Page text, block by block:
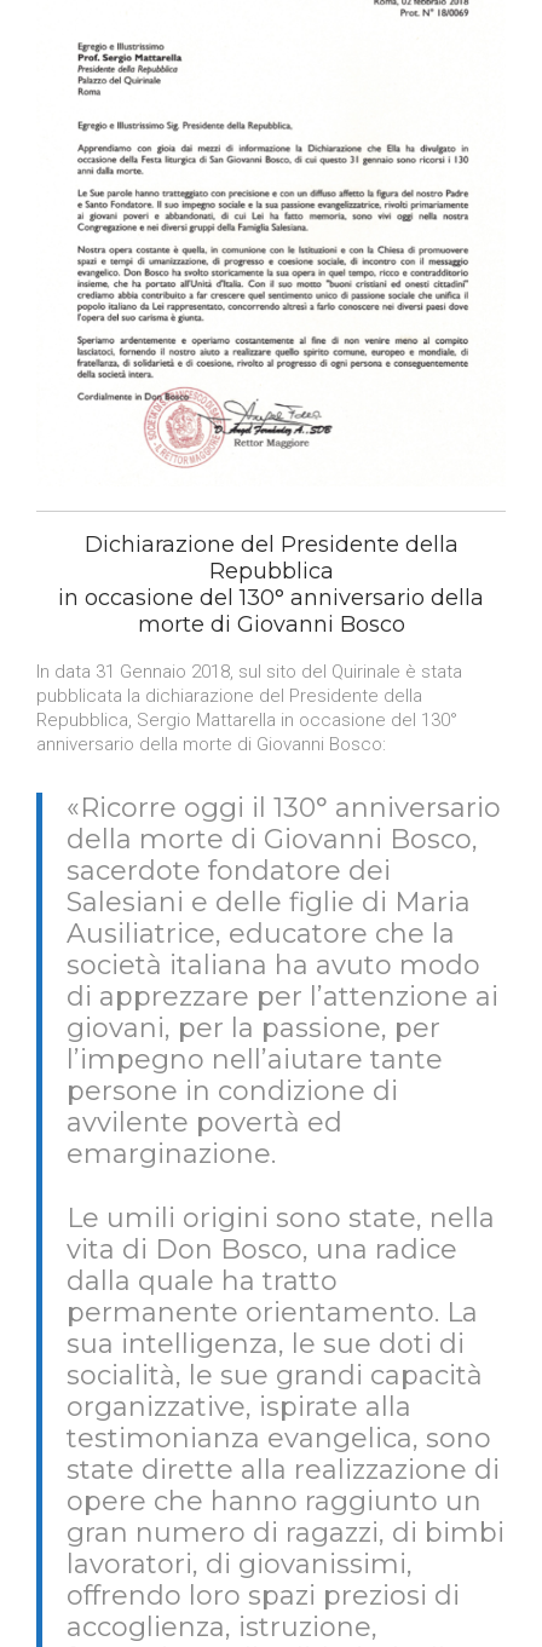
Dichiarazione del Presidente della
Repubblica
in occasione del 130° anniversario della
morte di Giovanni Bosco
In data 31 Gennaio 2018, sul sito del Quirinale è stata
pubblicata la dichiarazione del Presidente della
Repubblica, Sergio Mattarella in occasione del 130°
anniversario della morte di Giovanni Bosco:
«Ricorre oggi il 130° anniversario
della morte di Giovanni Bosco,
sacerdote fondatore dei
Salesiani e delle figlie di Maria
Ausiliatrice, educatore che la
società italiana ha avuto modo
di apprezzare per l’attenzione ai
giovani, per la passione, per
l’impegno nell’aiutare tante
persone in condizione di
avvilente povertà ed
emarginazione.
Le umili origini sono state, nella
vita di Don Bosco, una radice
dalla quale ha tratto
permanente orientamento. La
sua intelligenza, le sue doti di
socialità, le sue grandi capacità
organizzative, ispirate alla
testimonianza evangelica, sono
state dirette alla realizzazione di
opere che hanno raggiunto un
gran numero di ragazzi, di bimbi
lavoratori, di giovanissimi,
offrendo loro spazi preziosi di
accoglienza, istruzione,